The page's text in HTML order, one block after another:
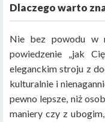
Dlaczego warto
Nie bez powodu w
powiedzenie „jak
eleganckim stroju z
kulturalnie i
pewno lepsze, niż
maniery czy z